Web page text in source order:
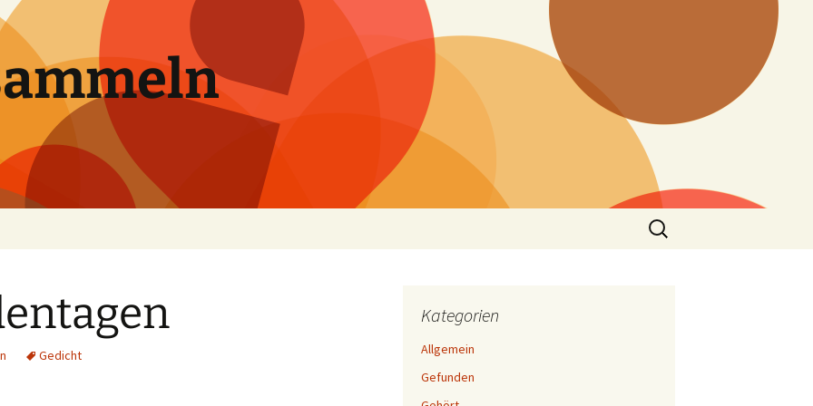
Suchen
nach:
Gedicht
Kategorien
Allgemein
Gefunden